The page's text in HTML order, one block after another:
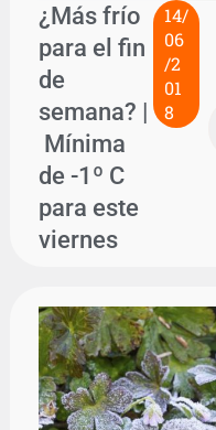
¿Más frío
para el fin
de
semana? |
Mínima
de -1º C
para este
viernes
14/
06
/2
01
8